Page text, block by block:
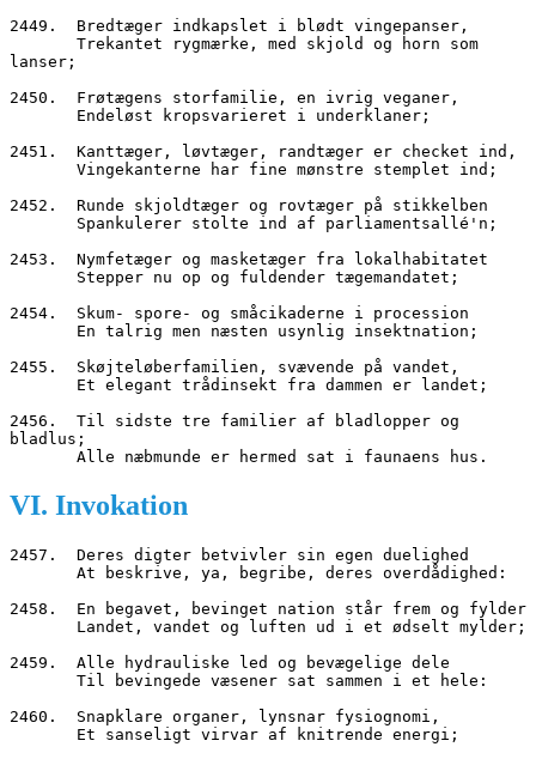
2449.  Bredtæger indkapslet i blødt vingepanser,
lanser;
2450.  Frøtægens storfamilie, en ivrig veganer,
       Endeløst kropsvarieret i underklaner;
2451.  Kanttæger, løvtæger, randtæger er checket ind,
       Vingekanterne har fine mønstre stemplet ind;
2452.  Runde skjoldtæger og rovtæger på stikkelben
       Spankulerer stolte ind af parliamentsallé'n;
2453.  Nymfetæger og masketæger fra lokalhabitatet
       Stepper nu op og fuldender tægemandatet;
2454.  Skum- spore- og småcikaderne i procession
       En talrig men næsten usynlig insektnation;
2455.  Skøjteløberfamilien, svævende på vandet,
       Et elegant trådinsekt fra dammen er landet;
2456.  Til sidste tre familier af bladlopper og
bladlus;
       Alle næbmunde er hermed sat i faunaens hus.
VI. Invokation
2457.  Deres digter betvivler sin egen duelighed
       At beskrive, ya, begribe, deres overdådighed:
2458.  En begavet, bevinget nation står frem og fylder
       Landet, vandet og luften ud i et ødselt mylder;
2459.  Alle hydrauliske led og bevægelige dele
       Til bevingede væsener sat sammen i et hele:
2460.  Snapklare organer, lynsnar fysiognomi,
       Et sanseligt virvar af knitrende energi;